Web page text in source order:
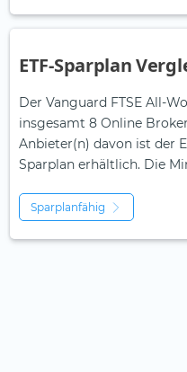
ETF-Sparplan
Der Vanguard FTSE All-
insgesamt 8 Online
Anbieter(n) davon ist der
Sparplan erhältlich. Die
Sparplanfähig